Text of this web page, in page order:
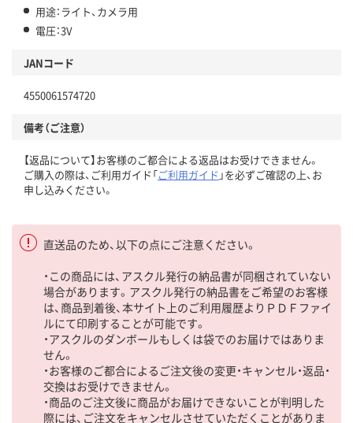
用途：ライト、カメラ用
電圧：3V
JANコード
4550061574720
備考（ご注意）
【返品について】お客様のご都合による返品はお受けできません。
ご購入の際は、ご利用ガイド「ご利用ガイド 」を必ずご確認の上、お
申し込みください。
直送品のため、以下の点にご注意ください。
・この商品には、アスクル発行の納品書が同梱されていない
場合があります。アスクル発行の納品書をご希望のお客様
は、商品到着後、本サイト上のご利用履歴よりＰＤＦファイ
ルにて印刷することが可能です。
・アスクルのダンボールもしくは袋でのお届けではありま
せん。
・お客様のご都合によるご注文後の変更・キャンセル・返品・
交換はお受けできません。
・商品のご注文後に商品がお届けできないことが判明した
際には、ご注文をキャンセルさせていただくことがありま